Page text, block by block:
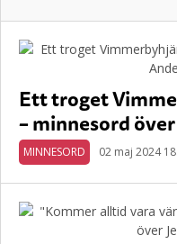
Ett troget
– minnesord
MINNESORD 02 maj 2024